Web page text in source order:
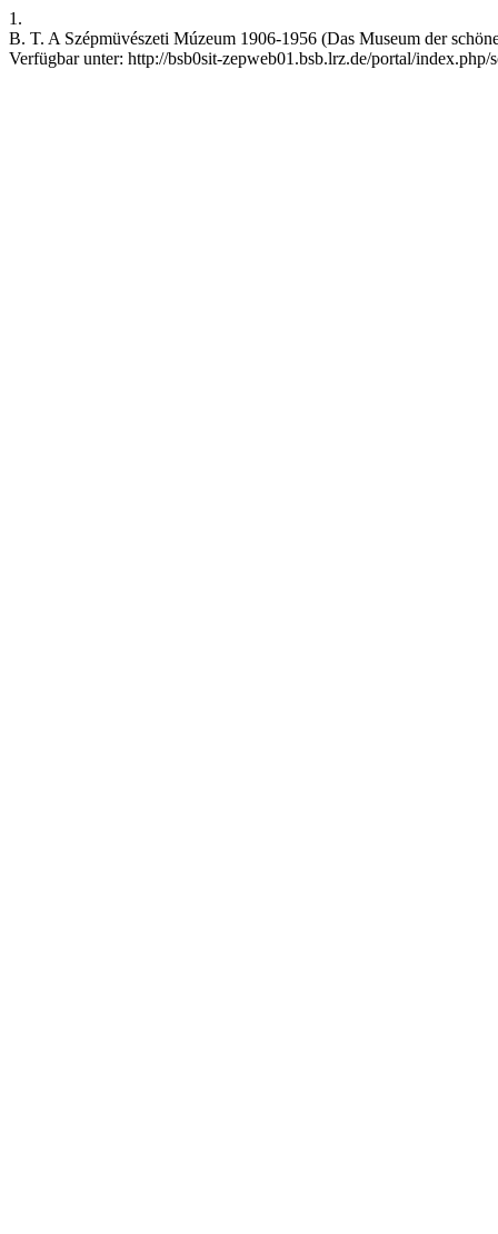
1.
B. T. A Szépmüvészeti Múzeum 1906-1956 (Das Museum der
Verfügbar unter: http://bsb0sit-zepweb01.bsb.lrz.de/portal/